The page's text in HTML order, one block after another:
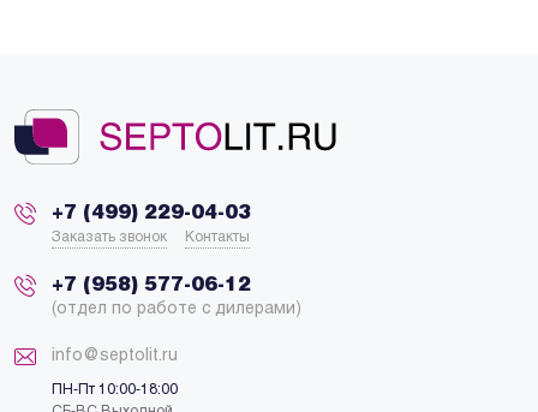
+7 (499) 229-04-03
Заказать звонок Контакты
+7 (958) 577-06-12
(отдел по работе с дилерами)
info@septolit.ru
ПН-Пт 10:00-18:00